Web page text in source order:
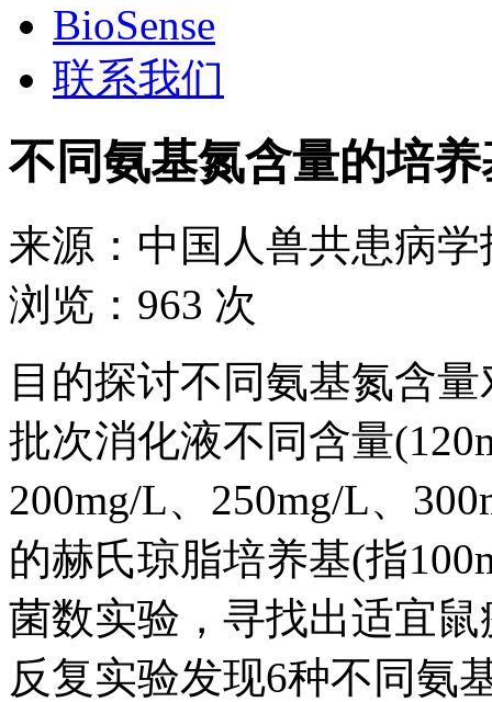
BioSense
联系我们
不同氨基氮含量的培
来源： 中国人兽共患病学
浏览： 963 次
目的探讨不同氨基氮含
批次消化液不同含量
200mg/L、250mg/L、
的赫氏琼脂培养基(指
菌数实验，寻找出适宜
反复实验发现6种不同氨